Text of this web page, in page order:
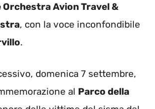
Orchestra Avion Travel &
, con la voce inconfondibile
.
domenica 7 settembre,
al Parco della